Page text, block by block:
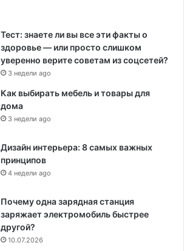
Тест: знаете ли вы все эти факты о
здоровье — или просто слишком
уверенно верите советам из соцсетей?
3 недели ago
Как выбирать мебель и товары для
дома
3 недели ago
Дизайн интерьера: 8 самых важных
принципов
4 недели ago
Почему одна зарядная станция
заряжает электромобиль быстрее
другой?
10.07.2026